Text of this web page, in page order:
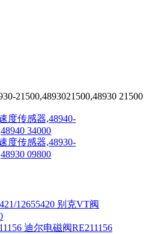
21500,4893021500,48930 21500
度传感器,48940-
34000
度传感器,48930-
09800
别克VT阀
迪尔电磁阀RE211156